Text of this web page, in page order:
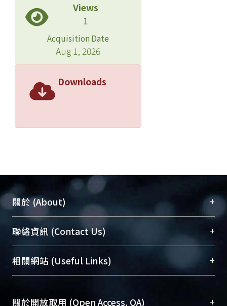
Views
1
Acquisition Date
Aug 1, 2026
Downloads
關於 (About) +
臺大位居世界頂尖大學之列，為永久珍藏及向國際
展現本校豐碩的研究成果及學術能量，圖書館整合
機構典藏（NTUR）與學術庫（AH）不同功能平
台，成為臺大學術典藏NTU scholars。期能整合研
成果。
聯絡資訊 (Contact Us) +
總館學科館員(Main Library)
醫學圖書館學科館員(Medical Library)
Sciences Library)
相關網站 (Useful Links) +
關於開放取用 (Open Access, OA) +